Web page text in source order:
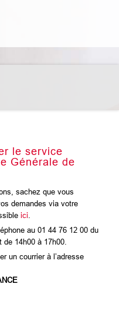
le service
Générale de
sachez que vous
demandes via votre
ici
au 01 44 76 12 00 du
14h00 à 17h00.
un courrier à l’adresse